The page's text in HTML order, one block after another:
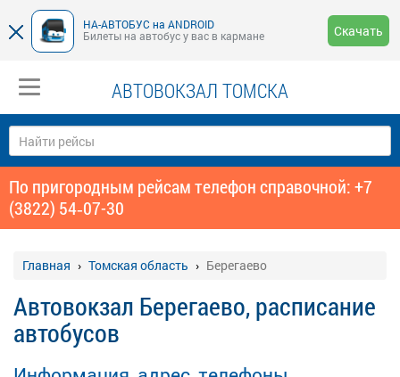
НА-АВТОБУС на ANDROID
Билеты на автобус у вас в кармане
Скачать
АВТОВОКЗАЛ ТОМСКА
По пригородным рейсам телефон справочной: +7
(3822) 54‑07-30
Главная Томская область Берегаево
Автовокзал Берегаево, расписание
автобусов